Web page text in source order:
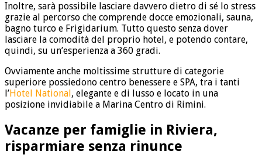
Inoltre, sarà possibile lasciare davvero dietro di sé lo stress
grazie al percorso che comprende docce emozionali, sauna,
bagno turco e Frigidarium. Tutto questo senza dover
lasciare la comodità del proprio hotel, e potendo contare,
quindi, su un’esperienza a 360 gradi.
Ovviamente anche moltissime strutture di categorie
superiore possiedono centro benessere e SPA, tra i tanti
l’Hotel National, elegante e di lusso e locato in una
posizione invidiabile a Marina Centro di Rimini.
Vacanze per famiglie in Riviera,
risparmiare senza rinunce